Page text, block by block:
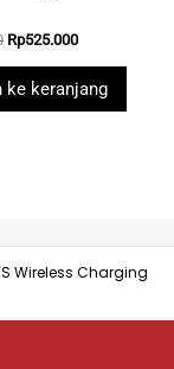
Original
was:
Rp1.247.500.
Rp525.000Current
is:
Rp525.000.
ke keranjang
Wireless Charging